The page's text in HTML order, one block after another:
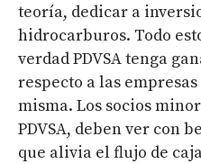
teoría, dedicar a
hidrocarburos. Todo
verdad PDVSA tenga
respecto a las
misma. Los socios
PDVSA, deben ver con
que alivia el flujo de